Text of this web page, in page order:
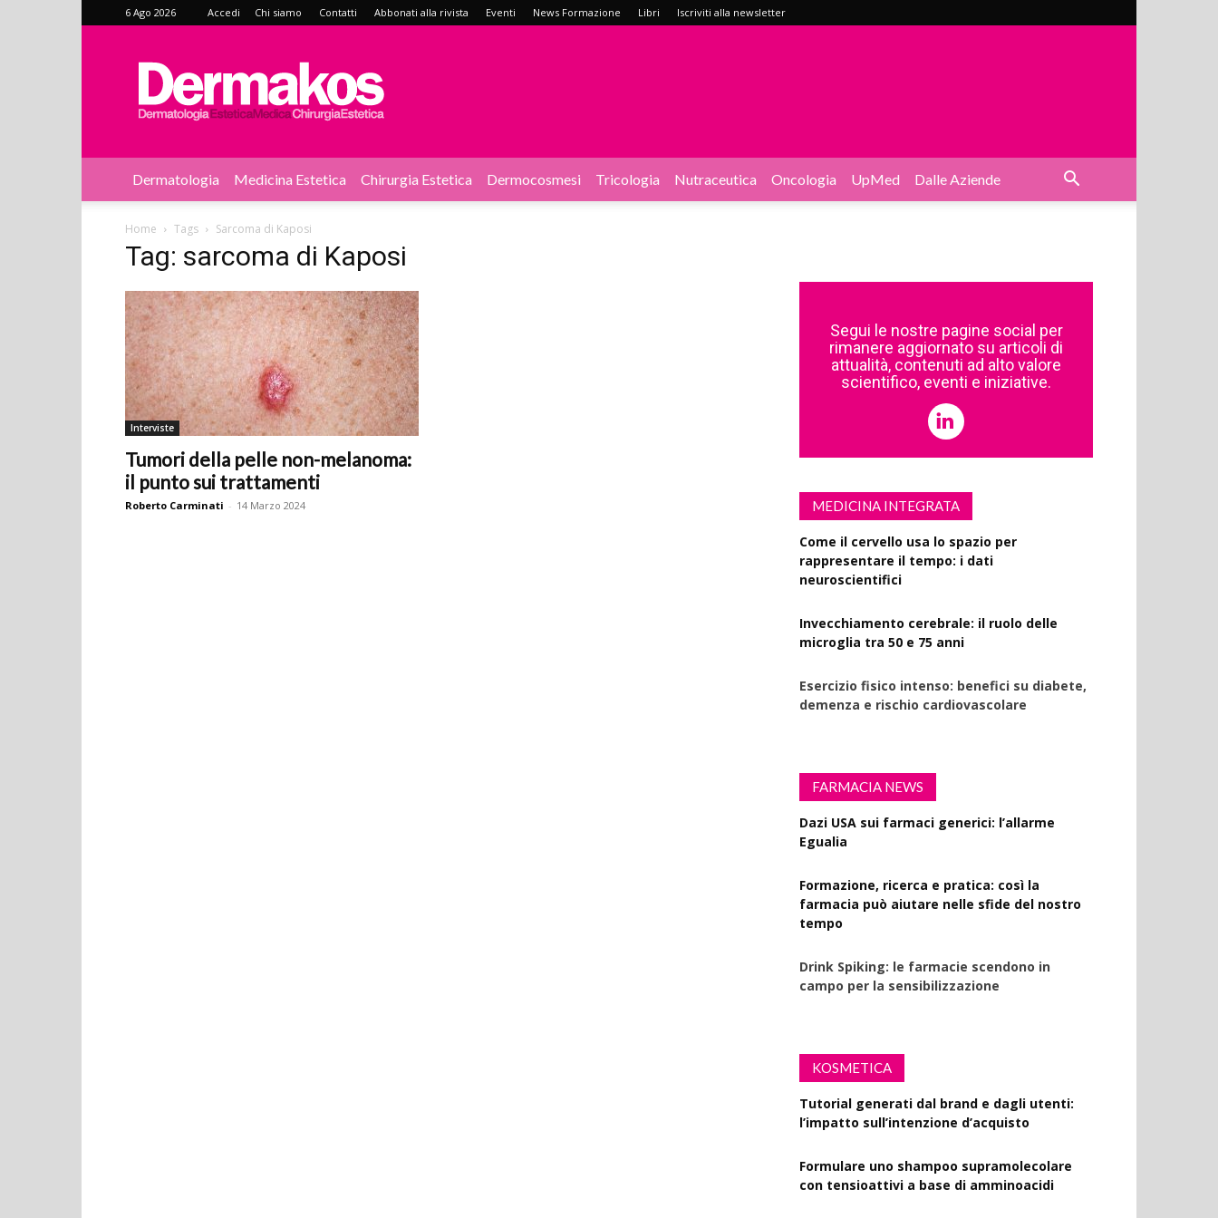
6 Ago 2026 Accedi Chi siamo Contatti Abbonati alla rivista Eventi News Formazione Libri Iscriviti alla newsletter
Dermakos
Dermatologia Medicina Estetica Chirurgia Estetica Dermocosmesi Tricologia Nutraceutica Oncologia UpMed Dalle Aziende
Home Tags Sarcoma di Kaposi
Tag: sarcoma di Kaposi
Interviste
Tumori della pelle non-melanoma:
il punto sui trattamenti
Roberto Carminati - 14 Marzo 2024
Segui le nostre pagine social per
rimanere aggiornato su articoli di
attualità, contenuti ad alto valore
scientifico, eventi e iniziative.
MEDICINA INTEGRATA
Come il cervello usa lo spazio per
rappresentare il tempo: i dati
neuroscientifici
Invecchiamento cerebrale: il ruolo delle
microglia tra 50 e 75 anni
Esercizio fisico intenso: benefici su diabete,
demenza e rischio cardiovascolare
FARMACIA NEWS
Dazi USA sui farmaci generici: l’allarme
Egualia
Formazione, ricerca e pratica: così la
farmacia può aiutare nelle sfide del nostro
tempo
Drink Spiking: le farmacie scendono in
campo per la sensibilizzazione
KOSMETICA
Tutorial generati dal brand e dagli utenti:
l’impatto sull’intenzione d’acquisto
Formulare uno shampoo supramolecolare
con tensioattivi a base di amminoacidi